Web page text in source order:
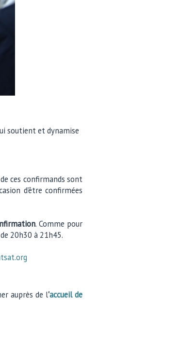
soutient et dynamise
ces confirmands sont
d’être confirmées
. Comme pour
20h30 à 21h45.
auprès de l'accueil de